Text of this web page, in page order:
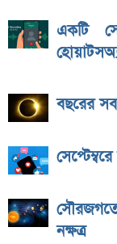
একটি
বছরের
নক্ষত্র